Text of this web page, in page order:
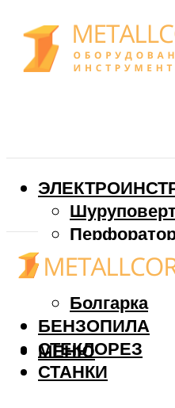
Дрель
Фрезер
Болгарка
БЕНЗОПИЛА
СТЕКЛОРЕЗ
СТАНКИ
МЕНЮ